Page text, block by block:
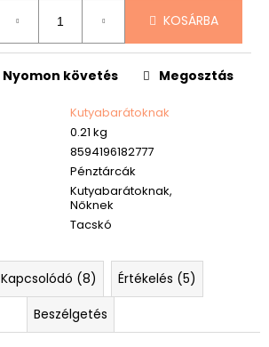
KOSÁRBA
Kutyabarátoknak
0.21 kg
8594196182777
Pénztárcák
Kutyabarátoknak,
Nőknek
Tacskó
Nyomon követés Megosztás
Kapcsolódó (8)
Értékelés (5)
Beszélgetés